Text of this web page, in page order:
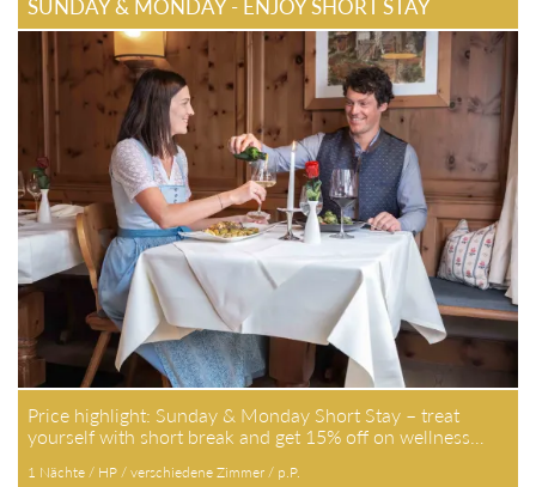
SUNDAY & MONDAY - ENJOY SHORT STAY
Price highlight: Sunday & Monday Short Stay – treat
yourself with short break and get 15% off on wellness…
1 Nächte / HP / verschiedene Zimmer / p.P.